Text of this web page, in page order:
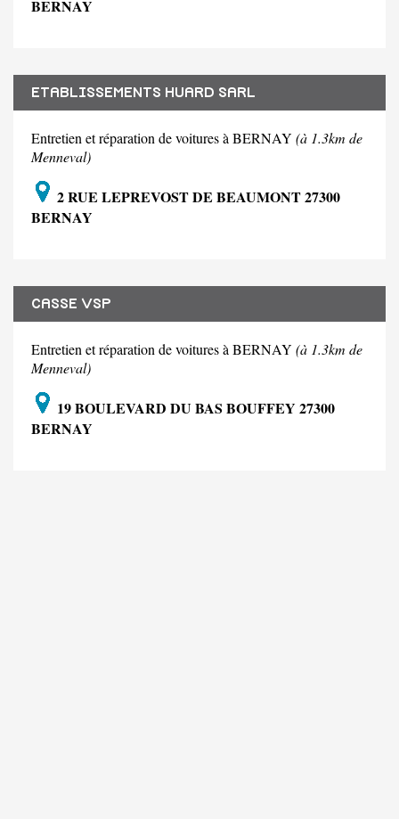
BERNAY
ETABLISSEMENTS HUARD SARL
Entretien et réparation de voitures à BERNAY (à 1.3km de
Menneval)
2 RUE LEPREVOST DE BEAUMONT 27300
BERNAY
CASSE VSP
Entretien et réparation de voitures à BERNAY (à 1.3km de
Menneval)
19 BOULEVARD DU BAS BOUFFEY 27300
BERNAY